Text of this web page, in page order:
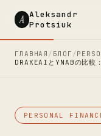
A Aleksandr
Protsiuk
ГЛАВНАЯ / БЛОГ /
DRAKEAIとYNABの比較
PERSONAL